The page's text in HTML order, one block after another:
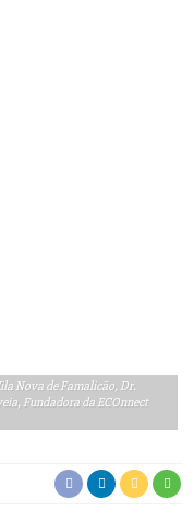
Nova de Famalicão, Dr.
Fundadora da ECOnnect